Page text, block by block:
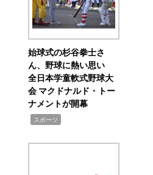
始球式の杉谷拳士さ
ん、野球に熱い思い
全日本学童軟式野球大
会 マクドナルド・トー
ナメントが開幕
スポーツ